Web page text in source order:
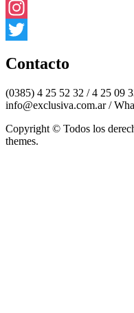
Facebook
Instagram
Contacto
(0385) 4 25 52 32 / 4 25 09
info@exclusiva.com.ar /
Copyright © Todos los
themes.